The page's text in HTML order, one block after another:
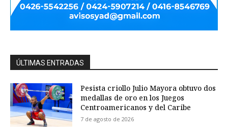
ÚLTIMAS ENTRADAS
Pesista criollo Julio Mayora obtuvo dos
medallas de oro en los Juegos
Centroamericanos y del Caribe
7 de agosto de 2026